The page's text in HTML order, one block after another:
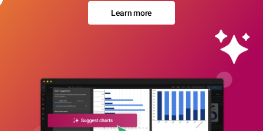
Learn more